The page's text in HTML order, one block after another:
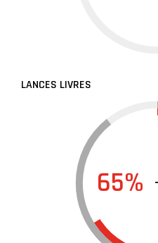
LANCES LIVRES
65%